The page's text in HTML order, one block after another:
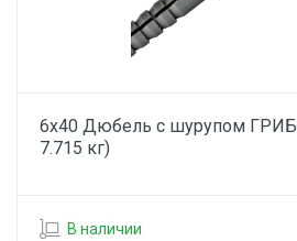
6х40 Дюбель с шурупом ГРИБ
7.715 кг)
В наличии